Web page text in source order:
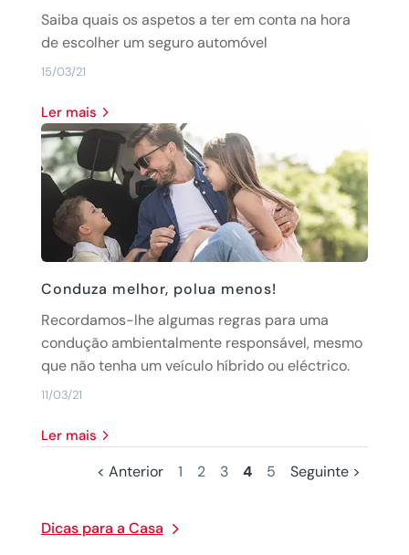
Dicas para a Casa
15/03/21
Saiba quais os aspetos a ter em conta na hora
de escolher um seguro automóvel
Ler mais
Conduza melhor, polua menos!
11/03/21
Recordamos-lhe algumas regras para uma
condução ambientalmente responsável, mesmo
que não tenha um veículo híbrido ou eléctrico.
Ler mais
< Anterior 1 2 3 4 5 Seguinte >